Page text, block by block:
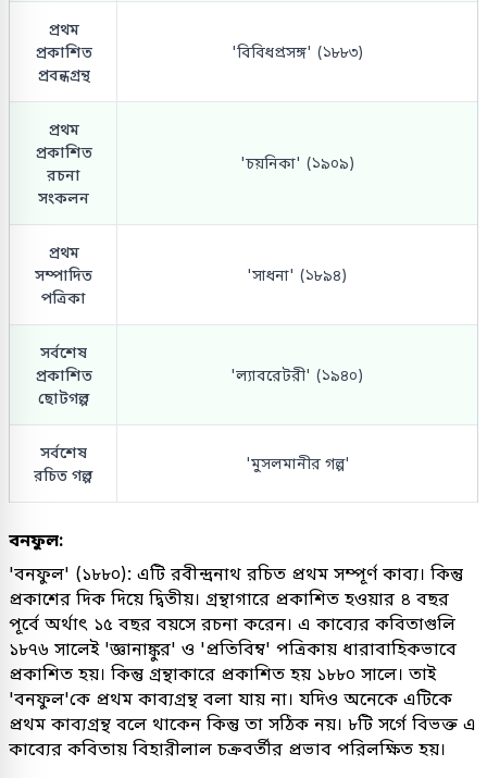
প্রথম
প্রকাশিত
প্রবন্ধগ্রন্থ
'বিবিধপ্রসঙ্গ' (১৮৮৩)
প্রথম
প্রকাশিত
রচনা
সংকলন
'চয়নিকা' (১৯০৯)
প্রথম
সম্পাদিত
পত্রিকা
'সাধনা' (১৮৯৪)
সর্বশেষ
প্রকাশিত
ছোটগল্প
'ল্যাবরেটরী' (১৯৪০)
সর্বশেষ
রচিত গল্প
'মুসলমানীর গল্প'
বনফুল:
'বনফুল' (১৮৮০): এটি রবীন্দ্রনাথ রচিত প্রথম সম্পূর্ণ কাব্য। কিন্তু
প্রকাশের দিক দিয়ে দ্বিতীয়। গ্রন্থাগারে প্রকাশিত হওয়ার ৪ বছর
পূর্বে অর্থাৎ ১৫ বছর বয়সে রচনা করেন। এ কাব্যের কবিতাগুলি
১৮৭৬ সালেই 'জ্ঞানাঙ্কুর' ও 'প্রতিবিম্ব' পত্রিকায় ধারাবাহিকভাবে
প্রকাশিত হয়। কিন্তু গ্রন্থাকারে প্রকাশিত হয় ১৮৮০ সালে। তাই
'বনফুল'কে প্রথম কাব্যগ্রন্থ বলা যায় না। যদিও অনেকে এটিকে
প্রথম কাব্যগ্রন্থ বলে থাকেন কিন্তু তা সঠিক নয়। ৮টি সর্গে বিভক্ত এ
কাব্যের কবিতায় বিহারীলাল চক্রবর্তীর প্রভাব পরিলক্ষিত হয়।